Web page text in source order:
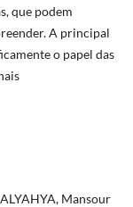
que podem
A principal
o papel das
Mansour